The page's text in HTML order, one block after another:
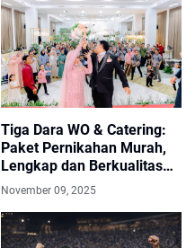
Tiga Dara WO & Catering:
Paket Pernikahan Murah,
Lengkap dan Berkualitas
Sejak 2017
November 09, 2025